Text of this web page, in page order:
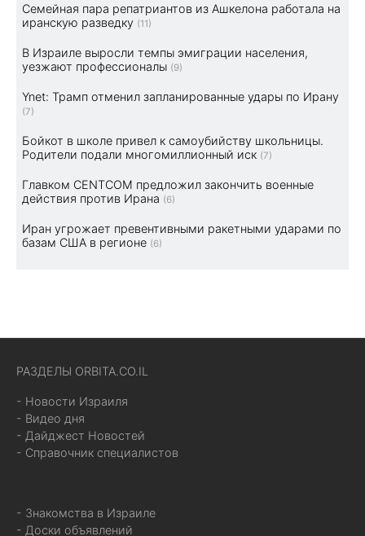
Семейная пара репатриантов из Ашкелона работала на
иранскую разведку (11)
В Израиле выросли темпы эмиграции населения,
уезжают профессионалы (9)
Ynet: Трамп отменил запланированные удары по Ирану
(7)
Бойкот в школе привел к самоубийству школьницы.
Родители подали многомиллионный иск (7)
Главком CENTCOM предложил закончить военные
действия против Ирана (6)
Иран угрожает превентивными ракетными ударами по
базам США в регионе (6)
РАЗДЕЛЫ ORBITA.CO.IL
- Новости Израиля
- Видео дня
- Дайджест Новостей
- Справочник специалистов
- Знакомства в Израиле
- Доски объявлений